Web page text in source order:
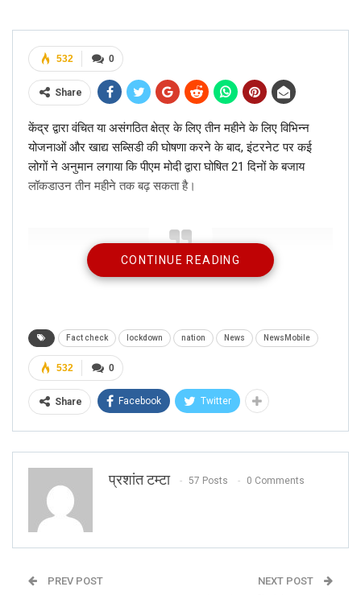
0
532
Share
केंद्र द्वारा वंचित या असंगठित क्षेत्र के लिए तीन महीने के लिए विभिन्न
योजनाओं और खाद्य सब्सिडी की घोषणा करने के बाद, इंटरनेट पर कई
लोगों ने अनुमान लगाया कि पीएम मोदी द्वारा घोषित 21 दिनों के बजाय
लॉकडाउन तीन महीने तक बढ़ सकता है।
Sir, it means govt will extend the lockdown
freelancers, part-time workers also, how
they will benefit from financial package.
These professionals are neither under BPL,
nor under reserved category die hungr
— आरक्षण विरोधी, राजेश (@RajeshU1977)
March 26, 2020
CONTINUE READING
Fact check lockdown nation News NewsMobile
0
532
Share Facebook Twitter
प्रशांत टम्टा 57 Posts 0 Comments
PREV POST NEXT POST